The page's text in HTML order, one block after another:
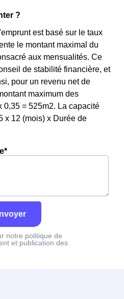
?
est basé sur le taux
le montant maximal du
aux mensualités. Ce
de stabilité financière, et
pour un revenu net de
maximum des
0,35 = 525m2. La capacité
x 12 (mois) x Durée de
notre politique de
et publication des